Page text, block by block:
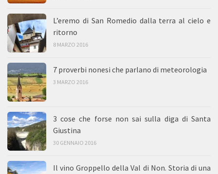
L’eremo di San Romedio dalla terra al cielo e
ritorno
8 MARZO 2016
7 proverbi nonesi che parlano di meteorologia
3 MARZO 2016
3 cose che forse non sai sulla diga di Santa
Giustina
30 GENNAIO 2016
Il vino Groppello della Val di Non. Storia di una